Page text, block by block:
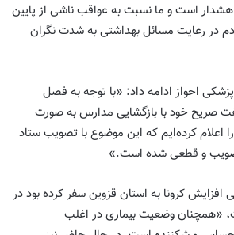
است و ما نسبت به عواقب ناشی از پایین
در رعایت مسائل بهداشتی به شدت نگران
احواز ادامه داد: «با توجه به فصل
صریح خود با بازگشایی مدارس به صورت
اعلام کرده‌ایم که این موضوع با تصویب ستاد
تصویب و قطعی شده است.»
افزایش کرونا به استان قزوین سفر کرده بود در
وضعیت بیماری در اغلب